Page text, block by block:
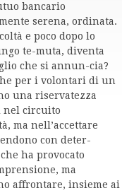
bancario
serena, ordinata.
e poco dopo lo
te-muta, diventa
che si annun-cia?
per i volontari di un
una riservatezza
nel circuito
ma nell’accettare
con deter-
ha provocato
ma
affrontare, insieme ai